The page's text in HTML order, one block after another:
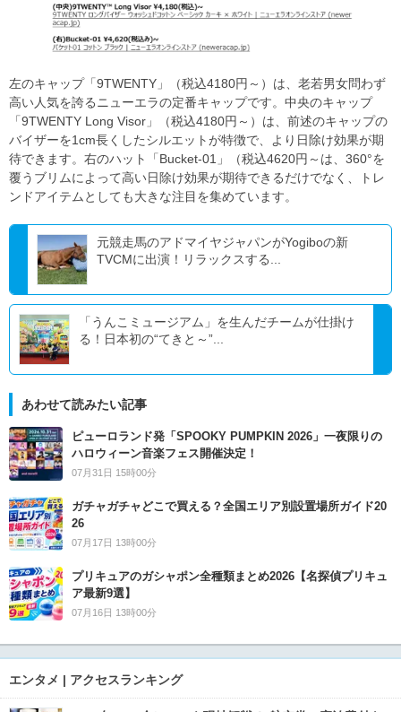
左のキャップ「9TWENTY」（税込4180円～）は、老若男女問わず
高い人気を誇るニューエラの定番キャップです。中央のキャップ
「9TWENTY Long Visor」（税込4180円～）は、前述のキャップの
バイザーを1cm長くしたシルエットが特徴で、より日除け効果が期
待できます。右のハット「Bucket-01」（税込4620円～は、360°を
覆うブリムによって高い日除け効果が期待できるだけでなく、トレ
ンドアイテムとしても大きな注目を集めています。
元競走馬のアドマイヤジャパンがYogiboの新
TVCMに出演！リラックスする...
「うんこミュージアム」を生んだチームが仕掛け
る！日本初の“てきと～”...
あわせて読みたい記事
ピューロランド発「SPOOKY PUMPKIN 2026」一夜限りの
ハロウィーン音楽フェス開催決定！
07月31日 15時00分
ガチャガチャどこで買える？全国エリア別設置場所ガイド20
26
07月17日 13時00分
プリキュアのガシャポン全種類まとめ2026【名探偵プリキュ
ア最新9選】
07月16日 13時00分
エンタメ | アクセスランキング